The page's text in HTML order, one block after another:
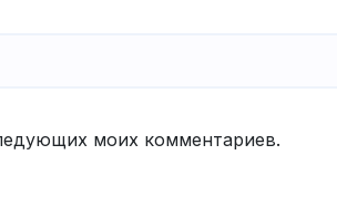
моих комментариев.